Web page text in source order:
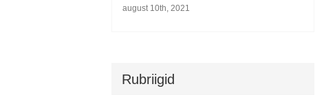
august 10th, 2021
Rubriigid